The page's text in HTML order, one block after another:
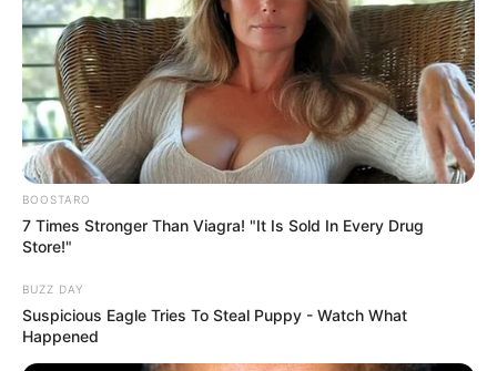
BOOSTARO
7 Times Stronger Than Viagra! "It Is Sold In Every Drug
Store!"
BUZZ DAY
Suspicious Eagle Tries To Steal Puppy - Watch What
Happened